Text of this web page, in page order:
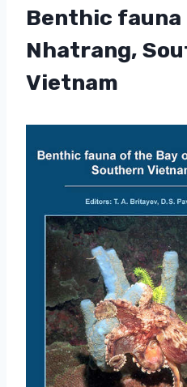
Benthic fauna
Nhatrang,
Vietnam